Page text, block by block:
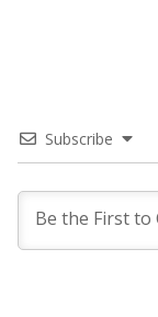
Subscribe